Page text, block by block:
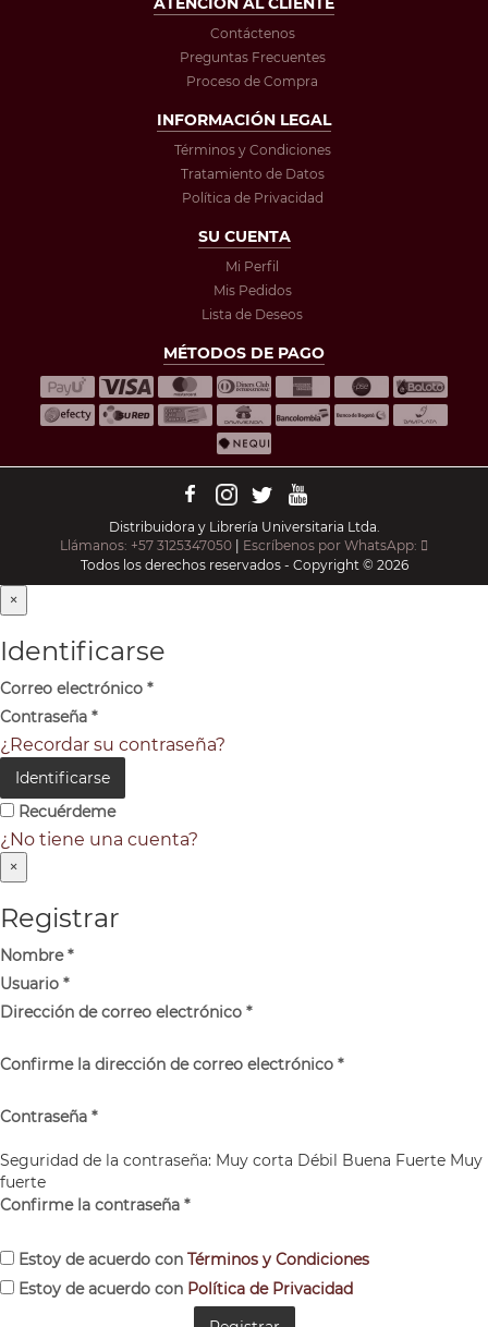
Contáctenos
Preguntas Frecuentes
Proceso de Compra
INFORMACIÓN LEGAL
Términos y Condiciones
Tratamiento de Datos
Política de Privacidad
SU CUENTA
Mi Perfil
Mis Pedidos
Lista de Deseos
MÉTODOS DE PAGO
Distribuidora y Librería Universitaria Ltda.
Llámanos: +57 3125347050 | Escríbenos por WhatsApp:
Todos los derechos reservados - Copyright © 2026
×
Identificarse
Correo electrónico *
Contraseña *
¿Recordar su contraseña?
Identificarse
Recuérdeme
¿No tiene una cuenta?
×
Registrar
Nombre*
Usuario *
Dirección de correo electrónico *
Confirme la dirección de correo electrónico *
Contraseña *
Seguridad de la contraseña: Muy corta Débil Buena Fuerte Muy
fuerte
Confirme la contraseña *
Estoy de acuerdo con Términos y Condiciones
Estoy de acuerdo con Política de Privacidad